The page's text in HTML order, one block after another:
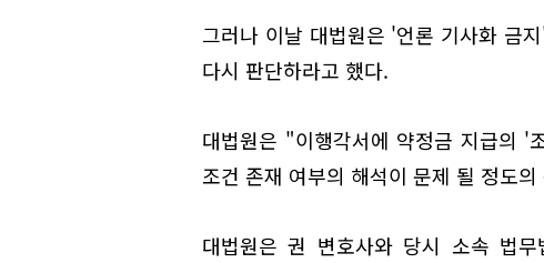
그러나 이날 대법원은 '언론 기사화 금
다시 판단하라고 했다.
대법원은 "이행각서에 약정금 지급의 '
조건 존재 여부의 해석이 문제 될 정도
대법원은 권 변호사와 당시 소속 법